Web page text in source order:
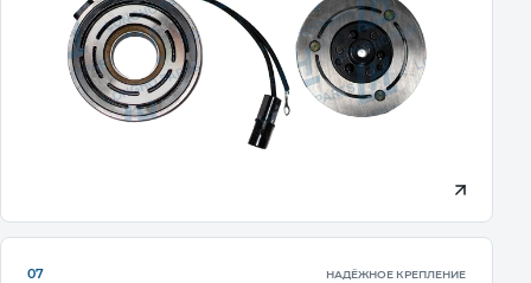
07 НАДЁЖНОЕ КРЕПЛЕНИЕ